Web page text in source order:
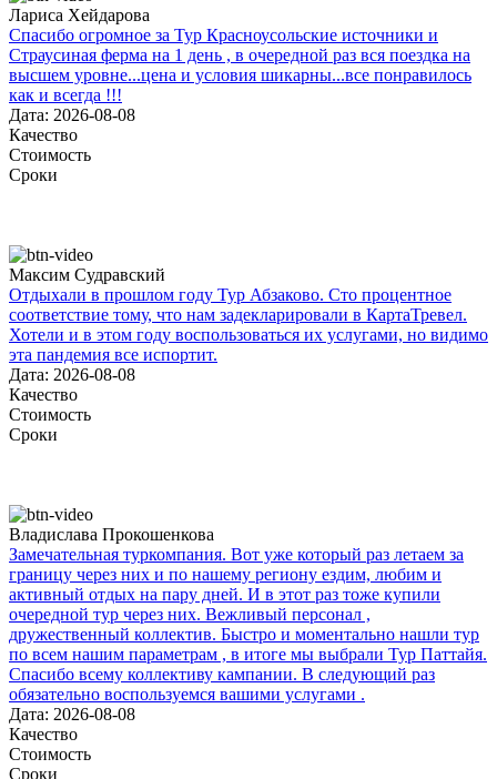
Лариса Хейдарова
Спасибо огромное за Тур Красноусольские источники и
Страусиная ферма на 1 день , в очередной раз вся поездка на
высшем уровне...цена и условия шикарны...все понравилось
как и всегда !!!
Дата: 2026-08-08
Качество
Стоимость
Сроки
Максим Судравский
Отдыхали в прошлом году Тур Абзаково. Сто процентное
соответствие тому, что нам задекларировали в КартаТревел.
Хотели и в этом году воспользоваться их услугами, но видимо
эта пандемия все испортит.
Дата: 2026-08-08
Качество
Стоимость
Сроки
Владислава Прокошенкова
Замечательная туркомпания. Вот уже который раз летаем за
границу через них и по нашему региону ездим, любим и
активный отдых на пару дней. И в этот раз тоже купили
очередной тур через них. Вежливый персонал ,
дружественный коллектив. Быстро и моментально нашли тур
по всем нашим параметрам , в итоге мы выбрали Тур Паттайя.
Спасибо всему коллективу кампании. В следующий раз
обязательно воспользуемся вашими услугами .
Дата: 2026-08-08
Качество
Стоимость
Сроки